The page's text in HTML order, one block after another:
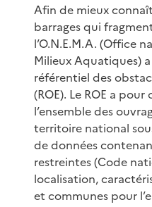
Afin de mieux
barrages qui
l’O.N.E.M.A. (Office
Milieux Aquatiques)
référentiel des
(ROE). Le ROE a
l’ensemble des
territoire national
de données
restreintes (Code
localisation,
et communes pour